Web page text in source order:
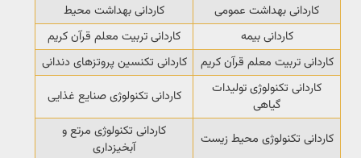
کاردانی بهداشت عمومی
کاردانی بهداشت محیط
کاردانی بیمه
کاردانی تربیت معلم قرآن کریم
کاردانی تربیت معلم قرآن کریم
کاردانی تکنسین پروتزهای دندانی
کاردانی تکنولوژی تولیدات
گیاهی
کاردانی تکنولوژی صنایع غذایی
کاردانی تکنولوژی محیط زیست
کاردانی تکنولوژی مرتع و
آبخیزداری